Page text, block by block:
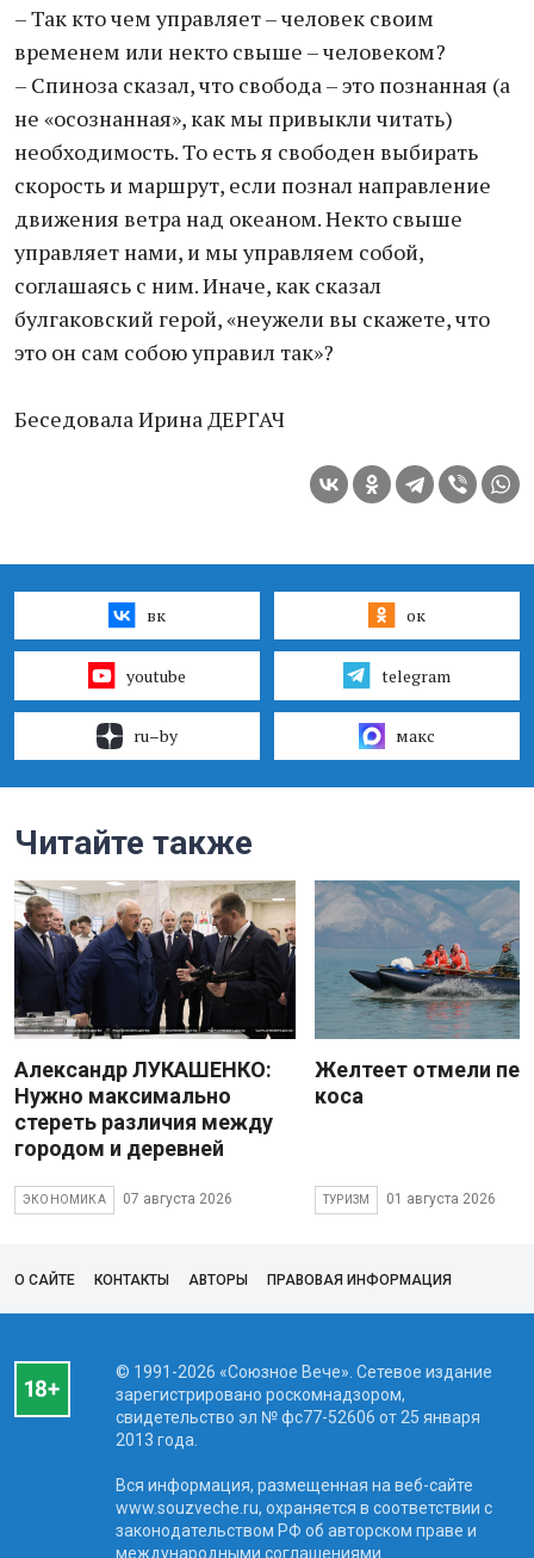
– Так кто чем управляет – человек своим
временем или некто свыше – человеком?
– Спиноза сказал, что свобода – это познанная (а
не «осознанная», как мы привыкли читать)
необходимость. То есть я свободен выбирать
скорость и маршрут, если познал направление
движения ветра над океаном. Некто свыше
управляет нами, и мы управляем собой,
соглашаясь с ним. Иначе, как сказал
булгаковский герой, «неужели вы скажете, что
это он сам собою управил так»?
Беседовала Ирина ДЕРГАЧ
вк ок
youtube telegram
ru–by макс
Читайте также
Александр ЛУКАШЕНКО:
Нужно максимально
стереть различия между
городом и деревней
ЭКОНОМИКА 07 августа 2026
Желтеет отмели
коса
ТУРИЗМ 01 августа 2026
О САЙТЕ КОНТАКТЫ АВТОРЫ ПРАВОВАЯ ИНФОРМАЦИЯ
© 1991-2026 «Союзное Вече». Сетевое издание
зарегистрировано роскомнадзором,
свидетельство эл № фc77-52606 от 25 января
2013 года.
Вся информация, размещенная на веб-сайте
www.souzveche.ru, охраняется в соответствии с
законодательством РФ об авторском праве и
международными соглашениями.